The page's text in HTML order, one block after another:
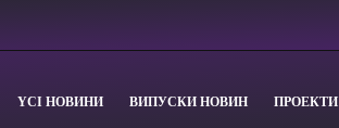
YСІ НОВИНИ ВИПУСКИ НОВИН ПРОЕКТИ